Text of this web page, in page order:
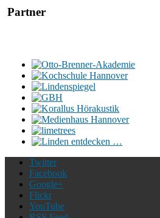
Partner
Twitter
Facebook
Google+
Flickr
YouTube